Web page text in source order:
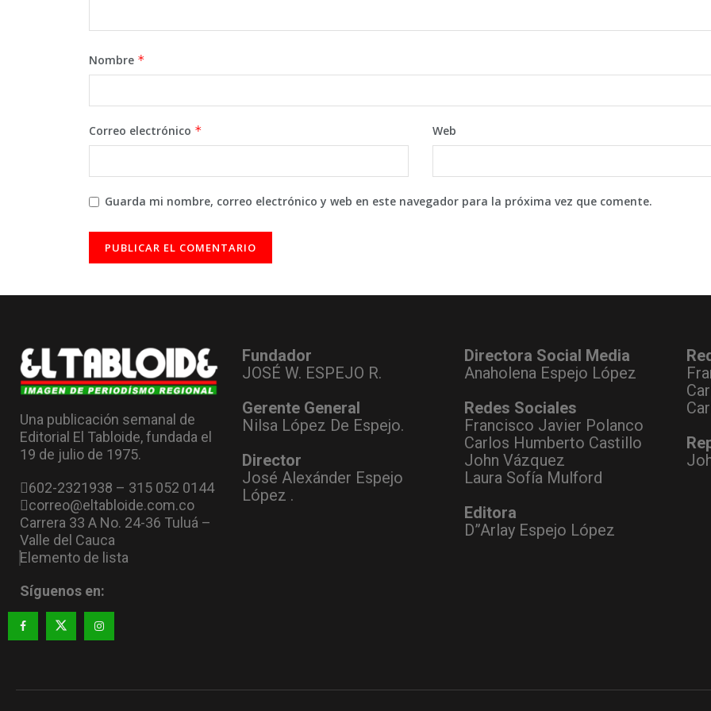
Nombre *
Correo electrónico * Web
Guarda mi nombre, correo electrónico y web en este navegador para la próxima vez que comente.
Una publicación semanal de
Editorial El Tabloide, fundada el
19 de julio de 1975.
602-2321938 – 315 052 0144
correo@eltabloide.com.co
Carrera 33 A No. 24-36 Tuluá –
Valle del Cauca
Elemento de lista
Síguenos en:
Fundador
JOSÉ W. ESPEJO R.
Gerente General
Nilsa López De Espejo.
Director
José Alexánder Espejo
López .
Directora Social Media
Anaholena Espejo López
Redes Sociales
Francisco Javier Polanco
Carlos Humberto Castillo
John Vázquez
Laura Sofía Mulford
Editora
D”Arlay Espejo López